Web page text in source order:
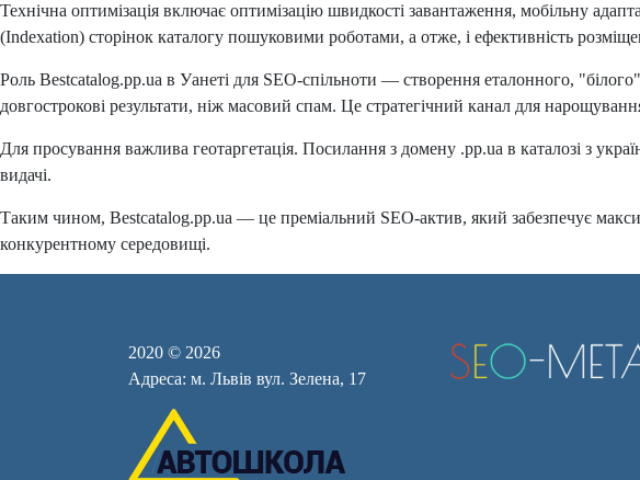
Технічна оптимізація включає оптимізацію швидкості завантаження, мобільну
(Indexation) сторінок каталогу пошуковими роботами, а отже, і ефективність
Роль Bestcatalog.pp.ua в Уанеті для SEO-спільноти — створення еталонного,
довгострокові результати, ніж масовий спам. Це стратегічний канал для
Для просування важлива геотаргетація. Посилання з домену .pp.ua в каталозі з
видачі.
Таким чином, Bestcatalog.pp.ua — це преміальний SEO-актив, який забезпечує
конкурентному середовищі.
2020 © 2026
Адреса: м. Львів вул. Зелена, 17